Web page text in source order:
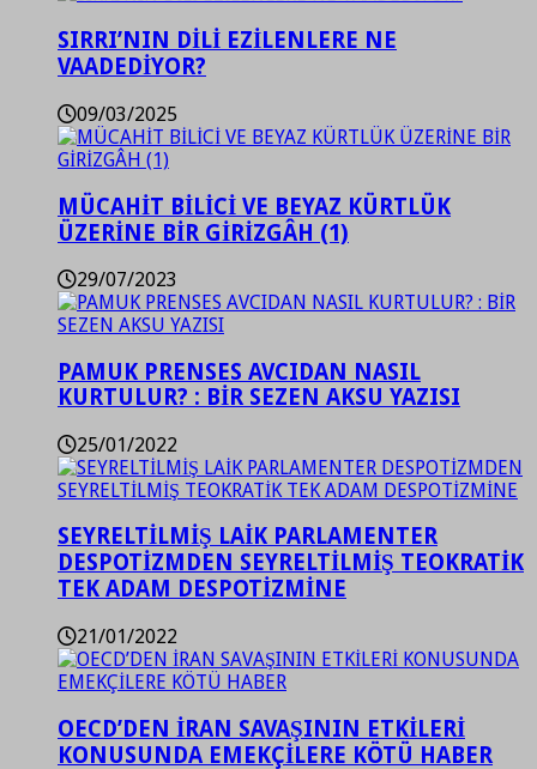
SIRRI’NIN DİLİ EZİLENLERE NE
VAADEDİYOR?
09/03/2025
MÜCAHİT BİLİCİ VE BEYAZ KÜRTLÜK
ÜZERİNE BİR GİRİZGÂH (1)
29/07/2023
PAMUK PRENSES AVCIDAN NASIL
KURTULUR? : BİR SEZEN AKSU YAZISI
25/01/2022
SEYRELTİLMİŞ LAİK PARLAMENTER
DESPOTİZMDEN SEYRELTİLMİŞ TEOKRATİK
TEK ADAM DESPOTİZMİNE
21/01/2022
OECD’DEN İRAN SAVAŞININ ETKİLERİ
KONUSUNDA EMEKÇİLERE KÖTÜ HABER